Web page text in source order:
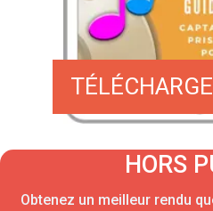
HORS
Obtenez un meilleur rendu